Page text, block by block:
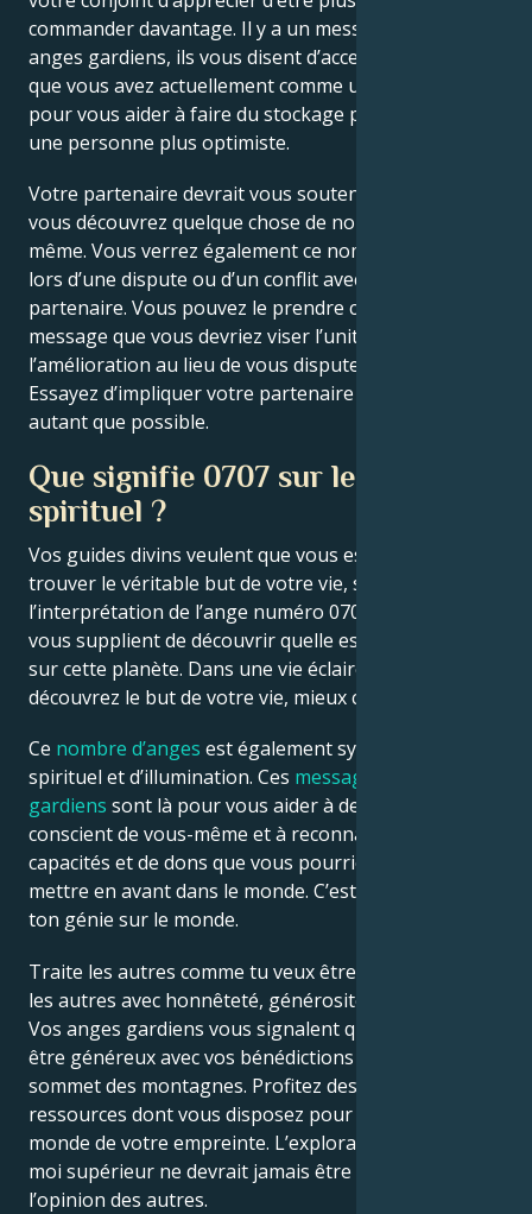
commander davantage. Il y a un message de vos
anges gardiens, ils vous disent d’accepter la relation
que vous avez actuellement comme une inspiration
pour vous aider à faire du stockage positif et devenir
une personne plus optimiste.
Votre partenaire devrait vous soutenir alors que
vous découvrez quelque chose de nouveau sur vous-
même. Vous verrez également ce nombre d’anges
lors d’une dispute ou d’un conflit avec votre
partenaire. Vous pouvez le prendre comme un
message que vous devriez viser l’unité et
l’amélioration au lieu de vous disputer tout le temps.
Essayez d’impliquer votre partenaire dans votre vie
autant que possible.
Que signifie 0707 sur le plan
spirituel ?
Vos guides divins veulent que vous essayiez de
trouver le véritable but de votre vie, selon
l’interprétation de l’ange numéro 0707. Les démons
vous supplient de découvrir quelle est votre mission
sur cette planète. Dans une vie éclairée, plus tôt vous
découvrez le but de votre vie, mieux c’est.
Ce nombre d’anges est également synonyme d’éveil
spirituel et d’illumination. Ces messages d’anges
gardiens sont là pour vous aider à devenir plus
conscient de vous-même et à reconnaître le type de
capacités et de dons que vous pourriez vouloir
mettre en avant dans le monde. C’est à toi d’exercer
ton génie sur le monde.
Traite les autres comme tu veux être traité. Traitez
les autres avec honnêteté, générosité et décence.
Vos anges gardiens vous signalent que vous devez
être généreux avec vos bénédictions et les crier au
sommet des montagnes. Profitez des quelques
ressources dont vous disposez pour marquer le
monde de votre empreinte. L’exploration de votre
moi supérieur ne devrait jamais être découragée par
l’opinion des autres.